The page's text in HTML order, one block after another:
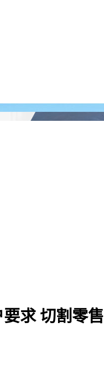
求 切割零售